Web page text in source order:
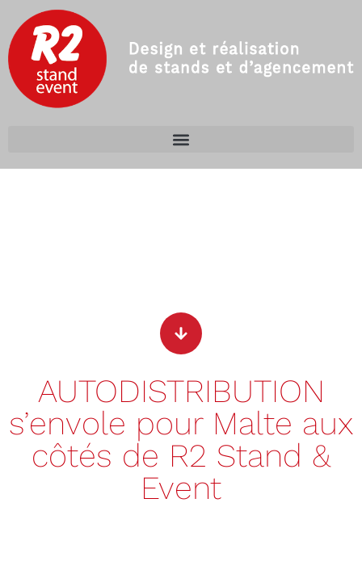
AUTODISTRIBUTION
s’envole pour Malte aux
côtés de R2 Stand &
Event